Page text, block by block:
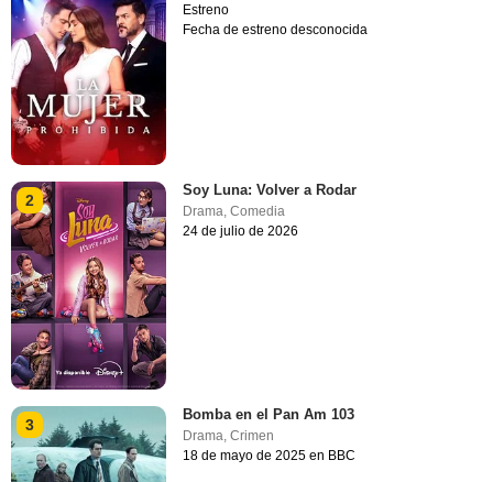
Estreno
Fecha de estreno desconocida
2
Soy Luna: Volver a Rodar
Drama,Comedia
24 de julio de 2026
3
Bomba en el Pan Am 103
Drama ,Crimen
18 de mayo de 2025 en BBC